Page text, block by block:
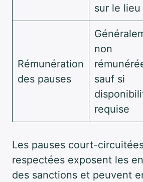
sur le lieu
Rémunération
des pauses
non
sauf si
requise
Les pauses court-
respectées exposent les
des sanctions et peuvent